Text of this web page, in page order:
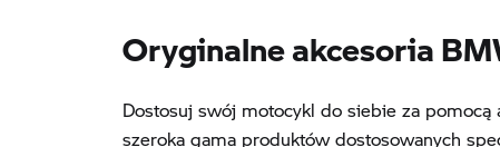
Oryginalne akcesoria
Dostosuj swój motocykl do siebie za
szeroka gama produktów dostosowanych